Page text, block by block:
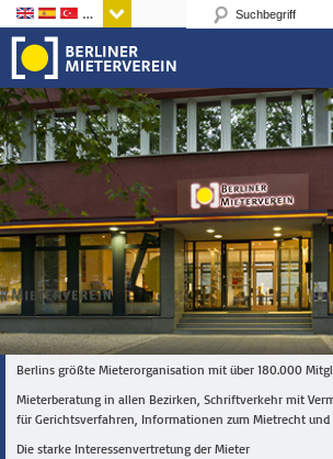
Sprachen
Berlins größte Mieterorganisation mit über 180.000
Mieterberatung in allen Bezirken, Schriftverkehr mit
für Gerichtsverfahren, Informationen zum Mietrecht
Die starke Interessenvertretung der Mieter